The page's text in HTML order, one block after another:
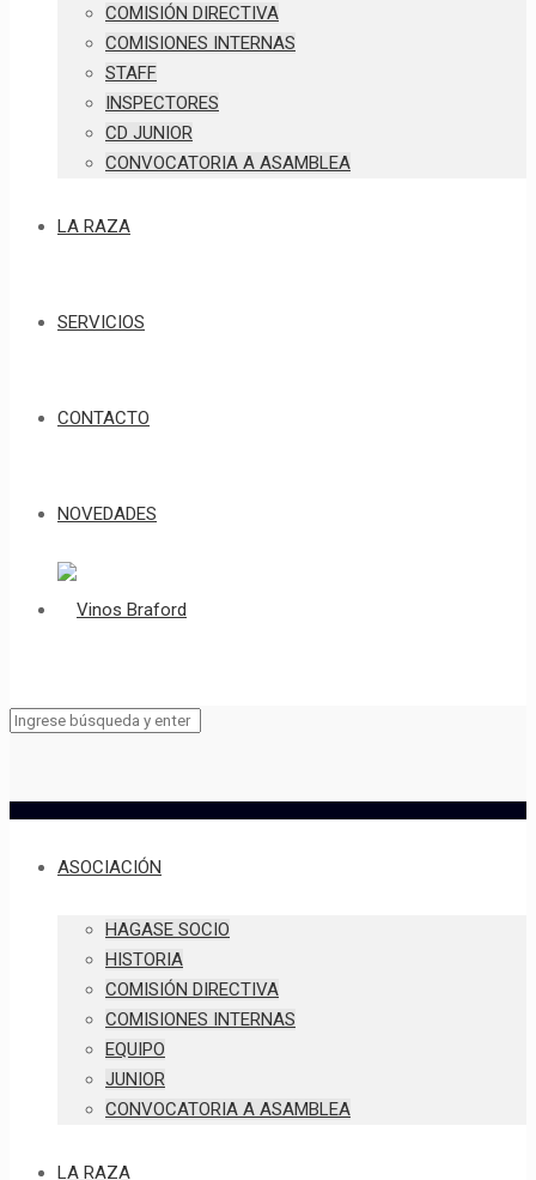
COMISIÓN DIRECTIVA
COMISIONES INTERNAS
STAFF
INSPECTORES
CD JUNIOR
CONVOCATORIA A ASAMBLEA
LA RAZA
SERVICIOS
CONTACTO
NOVEDADES
ASOCIACIÓN
HAGASE SOCIO
HISTORIA
COMISIÓN DIRECTIVA
COMISIONES INTERNAS
EQUIPO
JUNIOR
CONVOCATORIA A ASAMBLEA
LA RAZA